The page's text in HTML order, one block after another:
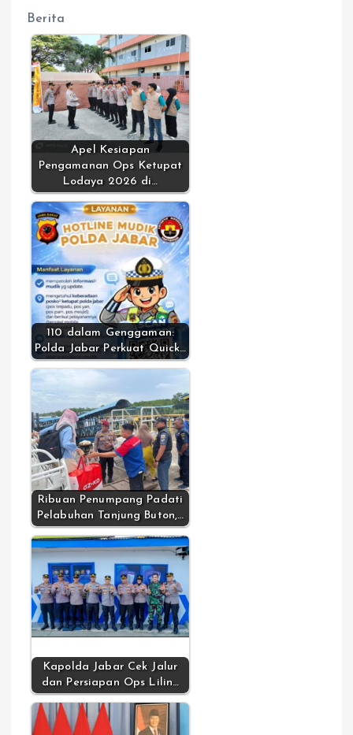
Berita
Apel Kesiapan
Pengamanan Ops Ketupat
Lodaya 2026 di…
110 dalam Genggaman:
Polda Jabar Perkuat Quick…
Ribuan Penumpang Padati
Pelabuhan Tanjung Buton,…
Kapolda Jabar Cek Jalur
dan Persiapan Ops Lilin…